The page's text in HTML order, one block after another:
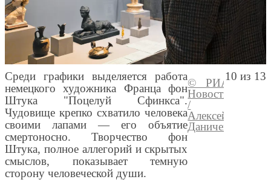
Среди графики выделяется работа
немецкого художника Франца фон
Штука "Поцелуй Сфинкса".
Чудовище крепко схватило человека
своими лапами — его объятие
смертоносно. Творчество фон
Штука, полное аллегорий и скрытых
смыслов, показывает темную
сторону человеческой души.
© РИА
Новости
/
Алексей
Даничев
10 из 13